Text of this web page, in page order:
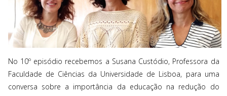
No 10º episódio recebemos a Susana Custódio, Professora da
Faculdade de Ciências da Universidade de Lisboa, para uma
conversa sobre a importância da educação na redução do